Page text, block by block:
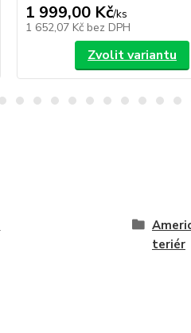
1 999,00 Kč/ks
1 652,07 Kč bez DPH
Zvolit variantu
teriér